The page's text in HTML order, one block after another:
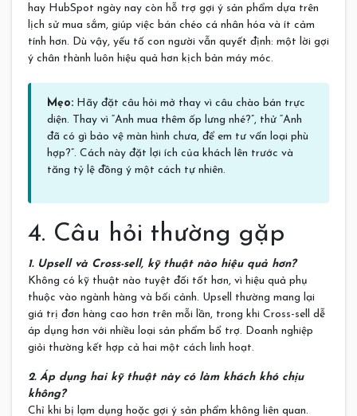
hay HubSpot ngày nay còn hỗ trợ gợi ý sản phẩm dựa trên
lịch sử mua sắm, giúp việc bán chéo cá nhân hóa và ít cảm
tính hơn. Dù vậy, yếu tố con người vẫn quyết định: một lời gợi
ý chân thành luôn hiệu quả hơn kịch bản máy móc.
Mẹo: Hãy đặt câu hỏi mở thay vì câu chào bán trực
diện. Thay vì “Anh mua thêm ốp lưng nhé?”, thử “Anh
đã có gì bảo vệ màn hình chưa, để em tư vấn loại phù
hợp?”. Cách này đặt lợi ích của khách lên trước và
tăng tỷ lệ đồng ý một cách tự nhiên.
4. Câu hỏi thường gặp
1. Upsell và Cross-sell, kỹ thuật nào hiệu quả hơn?
Không có kỹ thuật nào tuyệt đối tốt hơn, vì hiệu quả phụ
thuộc vào ngành hàng và bối cảnh. Upsell thường mang lại
giá trị đơn hàng cao hơn trên mỗi lần, trong khi Cross-sell dễ
áp dụng hơn với nhiều loại sản phẩm bổ trợ. Doanh nghiệp
giỏi thường kết hợp cả hai một cách linh hoạt.
2. Áp dụng hai kỹ thuật này có làm khách khó chịu
không?
Chỉ khi bị lạm dụng hoặc gợi ý sản phẩm không liên quan.